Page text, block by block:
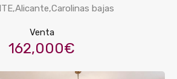
bajas
Venta
162,000€